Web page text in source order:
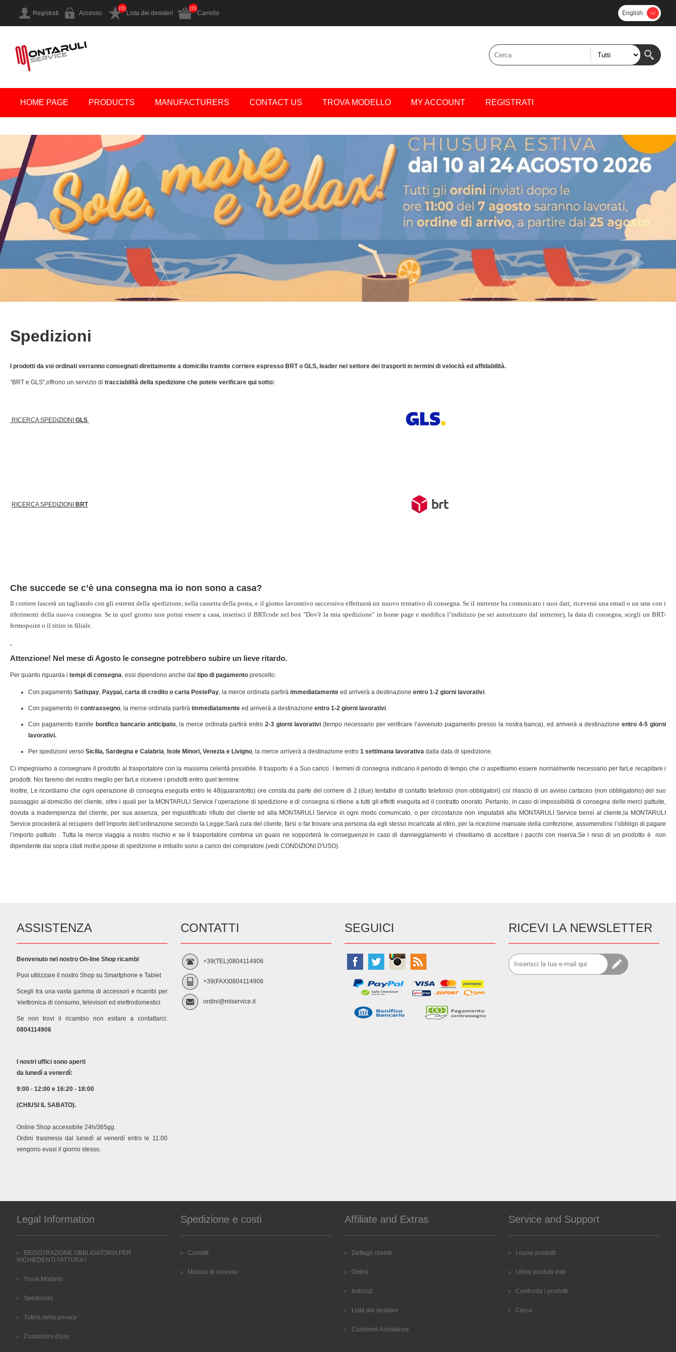
Registrati Accesso Lista dei desideri
(0)
Carrello
(0)
English
HOME PAGE PRODUCTS MANUFACTURERS CONTACT US TROVA MODELLO MY ACCOUNT REGISTRATI
Spedizioni
I prodotti da voi ordinati verranno consegnati direttamente a domicilio tramite corriere espresso BRT o GLS, leader nel settore dei trasporti in termini di velocità ed affidabilità.
“BRT e GLS",offrono un servizio ditracciabilità della spedizione che potete verificare qui sotto:
RICERCA SPEDIZIONIGLS
RICERCA SPEDIZIONIBRT
Che succede se c’è una consegna ma io non sono a casa?
Il corriere lascerà un tagliando con gli estremi della spedizione, nella cassetta della posta, e il giorno lavorativo successivo effettuerà un nuovo tentativo di consegna. Se il mittente ha comunicato i suoi dati, riceverai una email o un sms con i
riferimenti della nuova consegna. Se in quel giorno non potrai essere a casa, inserisci il BRTcode nel box "Dov'è la mia spedizione" in home page e modifica l’indirizzo (se sei autorizzato dal mittente), la data di consegna, scegli un BRT-
fermopoint o il ritiro in filiale.
Attenzione! Nel mese di Agosto le consegne potrebbero subire un lieve ritardo.
Per quanto riguarda itempi di consegna , essi dipendono anche daltipo di pagamento prescelto:
Con pagamentoSatispay ,Paypal, carta di credito o carta PostePay , la merce ordinata partiràimmediatamente ed arriverà a destinazioneentro 1-2 giorni lavorativi
Con pagamento incontrassegno , la merce ordinata partiràimmediatamente ed arriverà a destinazioneentro 1-2 giorni lavorativi
Con pagamento tramite bonifico bancario anticipato, la merce ordinata partirà entro2-3 giorni lavorativi (tempo necessario per verificare l’avvenuto pagamento presso la nostra banca), ed arriverà a destinazione entro 4-5 giorni
lavorativi.
Per spedizioni versoSicilia, Sardegna e Calabria Isole Minori, Venezia e Livigno , la merce arriverà a destinazione entro1 settimana lavorativa dalla data di spedizione.
Ci impegniamo a consegnare il prodotto al trasportatore con la massima celerità possibile. Il trasporto è a Suo carico. I termini di consegna indicano il periodo di tempo che ci aspettiamo essere normalmente necessario per farLe recapitare i
prodotti. Noi faremo del nostro meglio per farLe ricevere i prodotti entro quel termine.
Inoltre, Le ricordiamo che ogni operazione di consegna eseguita entro le 48(quarantotto) ore consta da parte del corriere di 2 (due) tentativi di contatto telefonici (non obbligatori) col rilascio di un avviso cartaceo (non obbligatorio) del suo
passaggio al domicilio del cliente, oltre i quali per la MONTARULI Service l’operazione di spedizione e di consegna si ritiene a tutti gli effetti eseguita ed il contratto onorato. Pertanto, in caso di impossibilità di consegna delle merci pattuite,
dovuta a inadempienza del cliente, per sua assenza, per ingiustificato rifiuto del cliente ed alla MONTARULI Service in ogni modo comunicato, o per circostanze non imputabili alla MONTARULI Service bensì al cliente,la MONTARULI
Service procederà al recupero dell’importo dell’ordinazione secondo la Legge.Sarà cura del cliente, farsi o far trovare una persona da egli stesso incaricata al ritiro, per la ricezione manuale della confezione, assumendosi l’obbligo di pagare
l’importo pattuito . Tutta la merce viaggia a nostro rischio e se il trasportatore combina un guaio ne sopporterà le conseguenze:in caso di danneggiamento vi chiediamo di accettare i pacchi con riserva.Se i reso di un prodotto è non
dipendente dai sopra citati motivi,spese di spedizione e imballo sono a carico del compratore.(vedi CONDIZIONI D'USO).
ASSISTENZA
Benvenuto nel nostro On-line Shop ricambi
Puoi utilizzare il nostro Shop su Smartphone e Tablet
Scegli tra una vasta gamma di accessori e ricambi per
'elettronica di consumo, televisori ed elettrodomestici
Se non trovi il ricambio non esitare a contattarci:
0804114906
I nostri uffici sono aperti
da lunedì a venerdì:
9:00 - 12:00 e 16:20 - 18:00
(CHIUSI IL SABATO).
Online Shop accessibile 24h/365gg.
Ordini trasmessi dal lunedì al venerdì entro le 11:00
vengono evasi il giorno stesso.
CONTATTI
+39(TEL)0804114906
+39(FAX)0804114906
ordini@mlservice.it
SEGUICI RICEVI LA NEWSLETTER
Legal Information
REGISTRAZIONE OBBLIGATORIA PER
RICHIEDENTI FATTURA !
Trova Modello
Spedizioni
Tutela della privacy
Condizioni d'uso
Spedizione e costi
Contatti
Modulo di recesso
Affiliate and Extras
Dettagli cliente
Ordini
Indirizzi
Lista dei desideri
Customer Assistance
Service and Support
I nuovi prodotti
Ultimi prodotti visti
Confronta i prodotti
Cerca